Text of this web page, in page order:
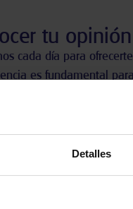
Detalles
tu
cada día para
es fundamental